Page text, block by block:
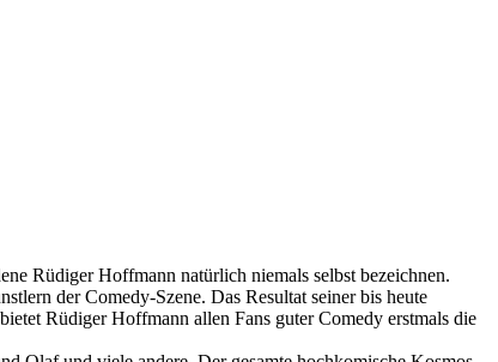
Rüdiger Hoffmann natürlich niemals selbst bezeichnen.
der Comedy-Szene. Das Resultat seiner bis heute
Rüdiger Hoffmann allen Fans guter Comedy erstmals die